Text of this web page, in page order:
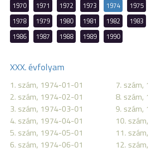
1970
1971 1972 1973 1974 1975
1978
1979 1980 1981 1982 1983
1986
1987 1988 1989 1990
XXX. évfolyam
1. szám, 1974-01-01
2. szám, 1974-02-01
3. szám, 1974-03-01
4. szám, 1974-04-01
5. szám, 1974-05-01
6. szám, 1974-06-01
7.
8.
9.
10.
11.
12.